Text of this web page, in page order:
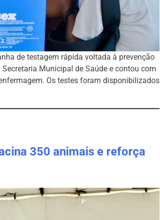
de testagem rápida voltada à prevenção
Municipal de Saúde e contou com
Os testes foram disponibilizados
350 animais e reforça